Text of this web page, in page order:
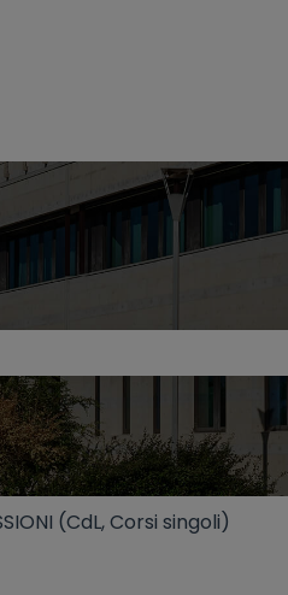
di ricerca è vuoto.
(CdL, Corsi singoli)